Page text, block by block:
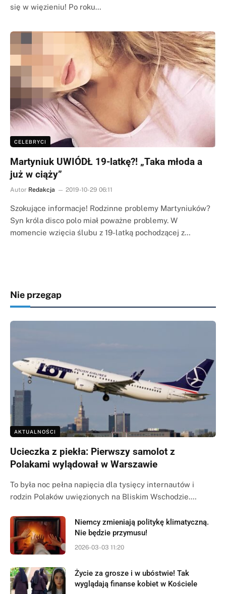
się w więzieniu! Po roku…
CELEBRYCI
Martyniuk UWIÓDŁ 19-latkę?! „Taka młoda a
już w ciąży”
Autor Redakcja 2019-10-29 06:11
Szokujące informacje! Rodzinne problemy Martyniuków?
Syn króla disco polo miał poważne problemy. W
momencie wzięcia ślubu z 19-latką pochodzącej z…
Nie przegap
AKTUALNOŚCI
Ucieczka z piekła: Pierwszy samolot z
Polakami wylądował w Warszawie
To była noc pełna napięcia dla tysięcy internautów i
rodzin Polaków uwięzionych na Bliskim Wschodzie.…
Niemcy zmieniają politykę klimatyczną.
Nie będzie przymusu!
2026-03-03 11:20
Życie za grosze i w ubóstwie! Tak
wyglądają finanse kobiet w Kościele